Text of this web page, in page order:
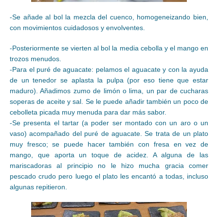
-Se añade al bol la mezcla del cuenco, homogeneizando bien,
con movimientos cuidadosos y envolventes.
-Posteriormente se vierten al bol la media cebolla y el mango en
trozos menudos.
-Para el puré de aguacate: pelamos el aguacate y con la ayuda
de un tenedor se aplasta la pulpa (por eso tiene que estar
maduro). Añadimos zumo de limón o lima, un par de cucharas
soperas de aceite y sal. Se le puede añadir también un poco de
cebolleta picada muy menuda para dar más sabor.
-Se presenta el tartar (a poder ser montado con un aro o un
vaso) acompañado del puré de aguacate. Se trata de un plato
muy fresco; se puede hacer también con fresa en vez de
mango, que aporta un toque de acidez. A alguna de las
mariscadoras al principio no le hizo mucha gracia comer
pescado crudo pero luego el plato les encantó a todas, incluso
algunas repitieron.